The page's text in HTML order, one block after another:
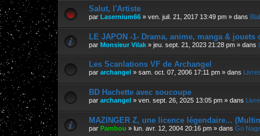
Salut, l'Artiste
par Lasernium66 » ven. juil. 21, 2017 13:49 pm » dans
LE JAPON -1- Drama, anime, manga & jouets
par Monsieur Vilak » jeu. sept. 21, 2023 21:28 pm » dans
Les Scanlations VF de Archangel
par archangel » sam. oct. 07, 2006 17:11 pm » dans
BD Hachette avec soucoupe
par archangel » ven. sept. 26, 2025 13:05 pm » dans
MAZINGER Z, une licence légendaire...
par Pambou » lun. avr. 12, 2004 20:16 pm » dans Go